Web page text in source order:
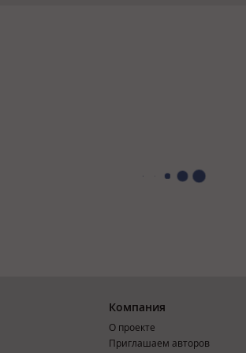
Компания
О проекте
Приглашаем авторов